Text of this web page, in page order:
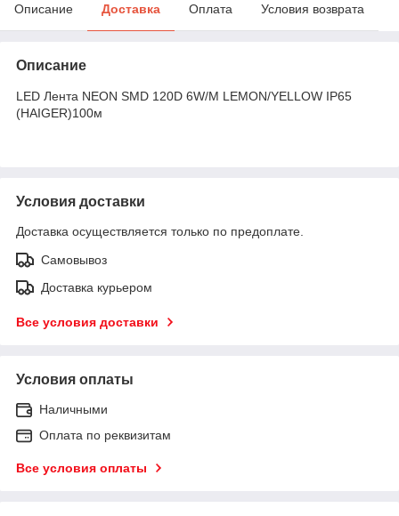
Описание Доставка Оплата Условия возврата
Описание
LED Лента NEON SMD 120D 6W/M LEMON/YELLOW IP65
(HAIGER)100м
Условия доставки
Доставка осуществляется только по предоплате.
Самовывоз
Доставка курьером
Все условия доставки
Условия оплаты
Наличными
Оплата по реквизитам
Все условия оплаты